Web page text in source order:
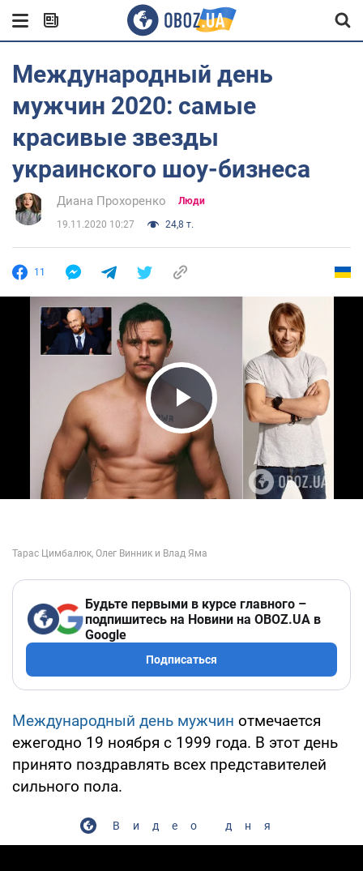
Международный день
мужчин 2020: самые
красивые звезды
украинского шоу-бизнеса
Диана Прохоренко Люди
19.11.2020 10:27 24,8 т.
11
Play Video
Будьте первыми в курсе главного –
подпишитесь на Новини на OBOZ.UA в
Google
Подписаться
Международный день мужчин отмечается
ежегодно 19 ноября с 1999 года. В этот день
принято поздравлять всех представителей
сильного пола.
Видео дня